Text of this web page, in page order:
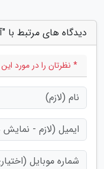
دیدگاه های مرتبط با
* نظرتان را در مورد این